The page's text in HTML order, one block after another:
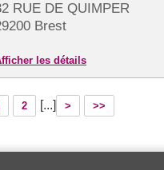
RUE DE QUIMPER
Brest
les détails
2 [...] > >>